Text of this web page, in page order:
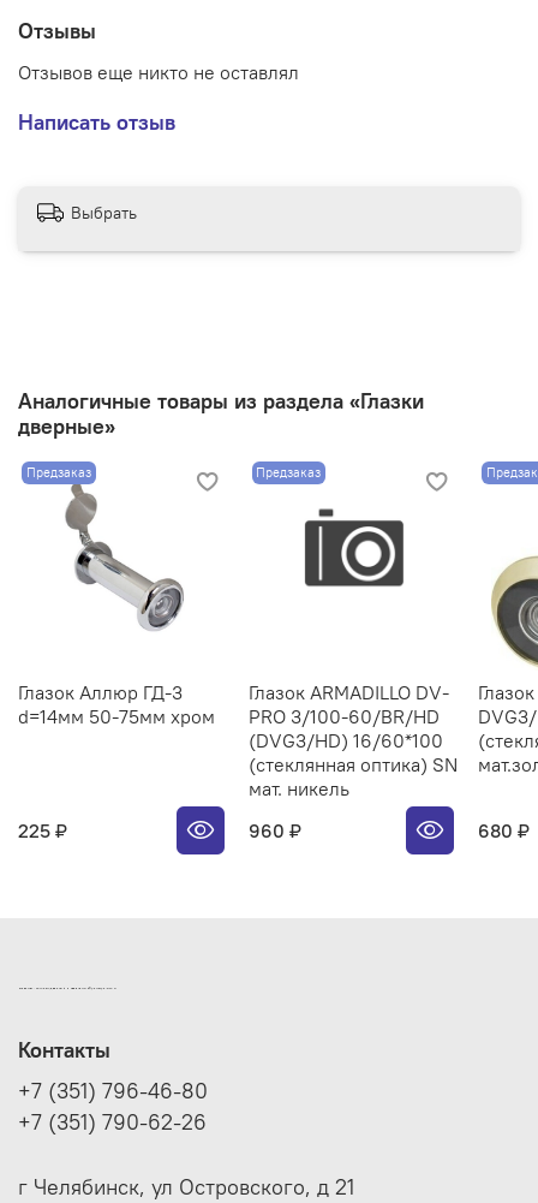
Угол обзора - 200 градусов
Отзывы
Отзывов еще никто не оставлял
Написать отзыв
Выбрать
Аналогичные товары из раздела «Глазки
дверные»
Предзаказ
Глазок Аллюр ГД-3
d=14мм 50-75мм хром
225 ₽
Предзаказ
Глазок ARMADILLO DV-
PRO 3/100-60/BR/HD
(DVG3/HD) 16/60*100
(стеклянная оптика) SN
мат. никель
960 ₽
680 ₽
ИНТЕРНЕТ-МАГАЗИН ДВЕРНОЙ И МЕБЕЛЬНОЙ ФУРНИТУРЫ САМ
Контакты
+7 (351) 796-46-80
+7 (351) 790-62-26
г Челябинск, ул Островского, д 21